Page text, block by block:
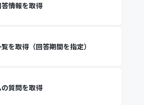
情報を取得
を取得（回答期間を指定）
質問を取得